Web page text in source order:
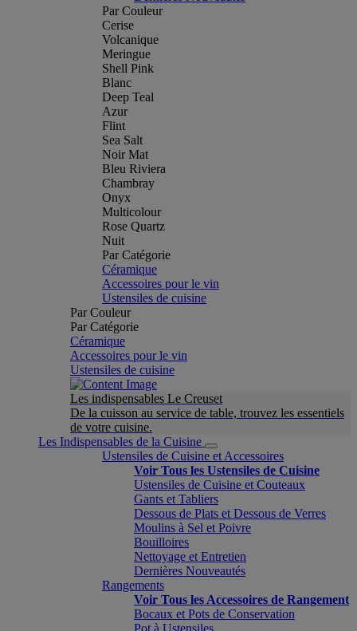
Par Couleur
Cerise
Volcanique
Meringue
Shell Pink
Blanc
Deep Teal
Azur
Flint
Sea Salt
Noir Mat
Bleu Riviera
Chambray
Onyx
Multicolour
Rose Quartz
Nuit
Par Catégorie
Céramique
Accessoires pour le vin
Ustensiles de cuisine
Par Couleur
Par Catégorie
Céramique
Accessoires pour le vin
Ustensiles de cuisine
Les indispensables Le Creuset
De la cuisson au service de table, trouvez les essentiels
de votre cuisine.
Les Indispensables de la Cuisine
Ustensiles de Cuisine et Accessoires
Voir Tous les Ustensiles de Cuisine
Ustensiles de Cuisine et Couteaux
Gants et Tabliers
Dessous de Plats et Dessous de Verres
Moulins à Sel et Poivre
Bouilloires
Nettoyage et Entretien
Dernières Nouveautés
Rangements
Voir Tous les Accessoires de Rangement
Bocaux et Pots de Conservation
Pot à Ustensiles